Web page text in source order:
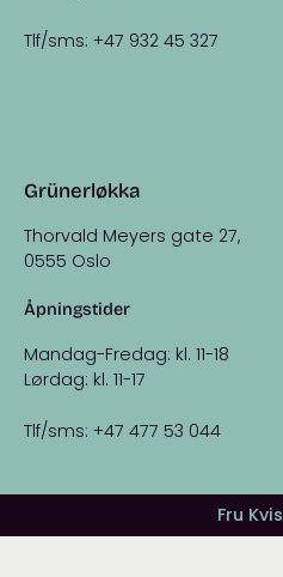
Tlf/sms: +47 932 45 327
Grünerløkka
Thorvald Meyers gate 27,
0555 Oslo
Åpningstider
Mandag-Fredag: kl. 11-18
Lørdag: kl. 11-17
Tlf/sms: +47 477 53 044
Fru